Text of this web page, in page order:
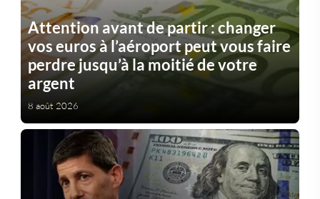
Attention avant de partir : changer
vos euros à l’aéroport peut vous faire
perdre jusqu’à la moitié de votre
argent
8 août 2026